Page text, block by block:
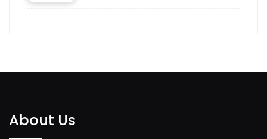
About Us